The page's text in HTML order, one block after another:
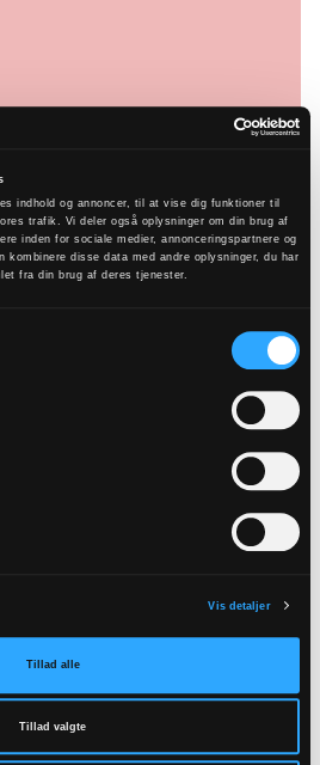
indhold og annoncer, til at vise dig funktioner til
trafik. Vi deler også oplysninger om din brug af
inden for sociale medier, annonceringspartnere og
kombinere disse data med andre oplysninger, du har
fra din brug af deres tjenester.
Vis detaljer
Tillad alle
Tillad valgte